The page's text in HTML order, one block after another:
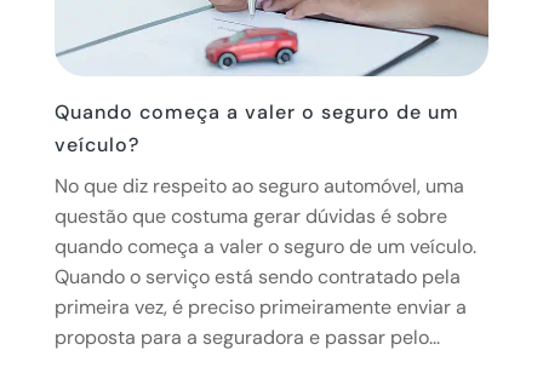
Quando começa a valer o seguro de um
veículo?
No que diz respeito ao seguro automóvel, uma
questão que costuma gerar dúvidas é sobre
quando começa a valer o seguro de um veículo.
Quando o serviço está sendo contratado pela
primeira vez, é preciso primeiramente enviar a
proposta para a seguradora e passar pelo...